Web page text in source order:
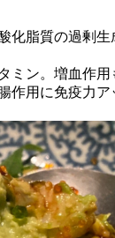
脂質の過剰生
ン。増血作
用に免疫力ア